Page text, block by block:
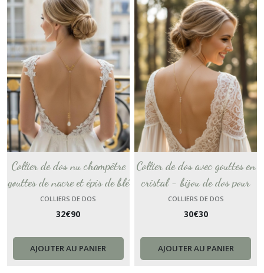
Collier de dos nu champêtre
gouttes de nacre et épis de blé
esprit bohème, bijou de dos en
or pour une sublimer une
COLLIERS DE DOS
32€90
AJOUTER AU PANIER
Collier de dos avec gouttes en
cristal - bijou de dos pour
robe de mariée - collier de
mariage 2 en 1 - bijou
COLLIERS DE DOS
30€30
AJOUTER AU PANIER